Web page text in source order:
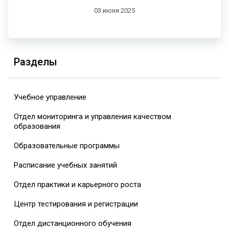
03 июня 2025
Разделы
Учебное управление
Отдел мониторинга и управления качеством
образования
Образовательные программы
Расписание учебных занятий
Отдел практики и карьерного роста
Центр тестирования и регистрации
Отдел дистанционного обучения